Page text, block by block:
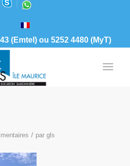
(Emtel) ou 5252 4480 (MyT)
/ par gls